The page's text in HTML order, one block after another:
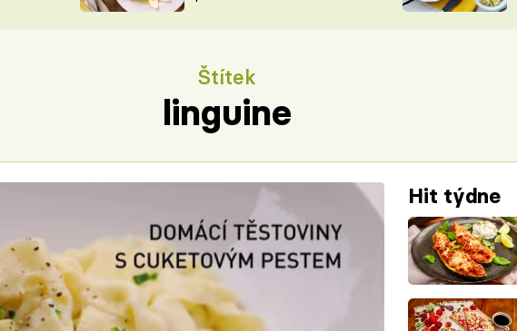
NA NÁKUPECH
ŠÉFREDAKTORKY
Štítek
linguine
Hit týdne